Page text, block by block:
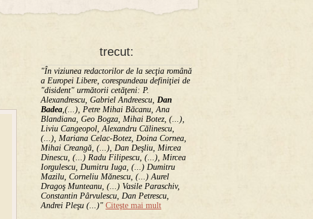
trecut:
"În viziunea redactorilor de la secţia română
a Europei Libere, corespundeau definiţiei de
"disident" următorii ce­tă­ţeni: P.
Alexandrescu, Gabriel Andreescu, Dan
Badea,(...), Petre Mihai Băcanu, Ana
Blandiana, Geo Bogza, Mihai Botez, (...),
Liviu Cangeopol, Alexandru Călinescu,
(...), Mariana Celac-Botez, Doina Cornea,
Mihai Creangă, (...), Dan Deşliu, Mircea
Dinescu, (...) Radu Filipescu, (...), Mircea
Iorgulescu, Dumitru Iuga, (...) Dumitru
Mazilu, Corneliu Mănescu, (...) Aurel
Dragoş Munteanu, (...) Vasile Paraschiv,
Constantin Pârvulescu, Dan Petrescu,
Andrei Pleşu (...)" Citeşte mai mult